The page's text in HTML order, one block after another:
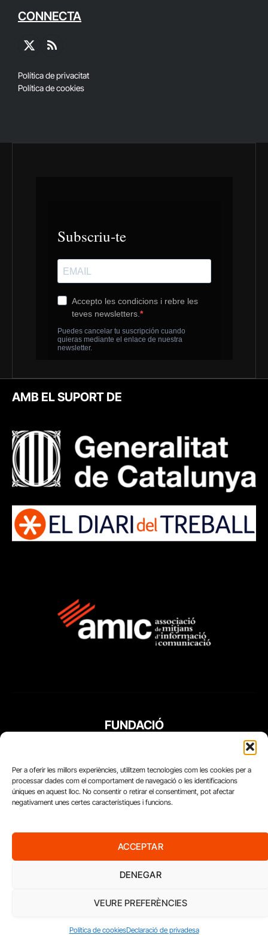
Per a oferir les millors experiències, utilitzem tecnologies com les cookies per a
processar dades com el comportament de navegació o les identificacions
úniques en aquest lloc. No consentir o retirar el consentiment, pot afectar
negativament unes certes característiques i funcions.
ACCEPTAR
DENEGAR
VEURE PREFERÈNCIES
Política de cookiesDeclaració de privadesa
CONNECTA
X
RSS
Política de privacitat
Política de cookies
AMB EL SUPORT DE
FUNDACIÓ